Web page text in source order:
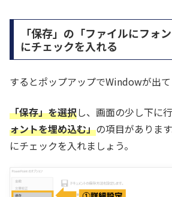
「保存」の「ファイルにフォ
にチェックを入れる
するとポップアップでWindowが出て
「保存」を選択し、画面の少し下に
ォントを埋め込む」の項目がありま
にチェックを入れましょう。